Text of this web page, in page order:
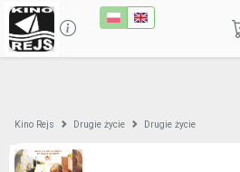
Kino Rejs Drugie życie Drugie życie